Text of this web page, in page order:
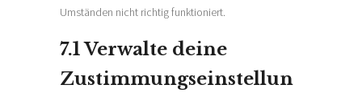
Umständen nicht richtig funktioniert.
7.1 Verwalte deine
Zustimmungseinstellun